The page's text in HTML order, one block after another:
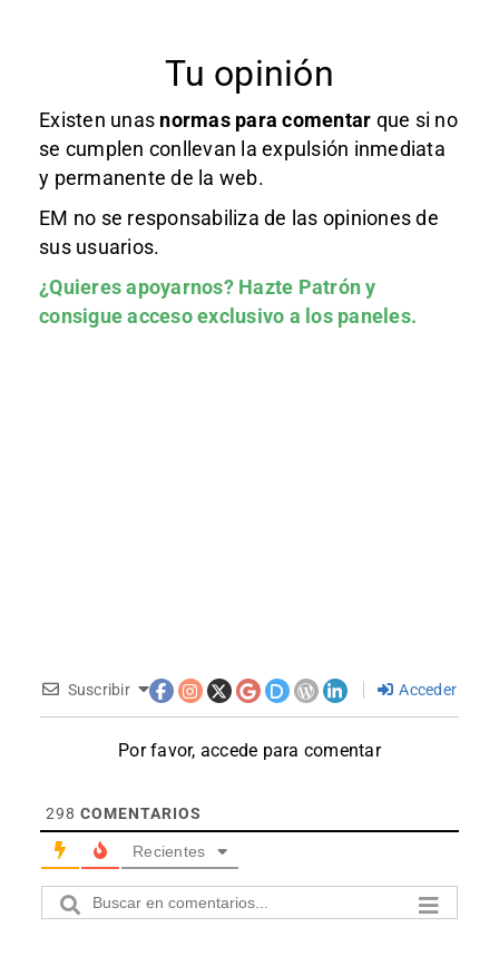
Tu opinión
Existen unas normas para comentar que si no
se cumplen conllevan la expulsión inmediata
y permanente de la web.
EM no se responsabiliza de las opiniones de
sus usuarios.
¿Quieres apoyarnos? Hazte Patróny
consigue acceso exclusivo a los paneles.
Suscribir Acceder
Por favor, accede para comentar
298 COMENTARIOS
Recientes